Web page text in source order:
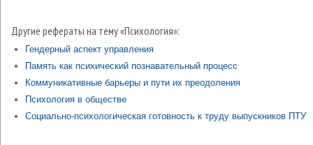
Другие рефераты на тему «Психология»:
Гендерный аспект управления
Память как психический познавательный процесс
Коммуникативные барьеры и пути их преодоления
Психология в обществе
Cоциально-психологическая готовность к труду выпускников ПТУ